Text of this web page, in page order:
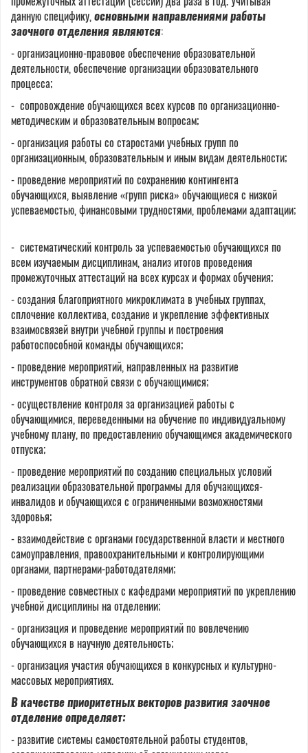
данную специфику,основными направлениями работы
заочного отделения являются:
- организационно-правовое обеспечение образовательной
деятельности, обеспечение организации образовательного
процесса;
- сопровождение обучающихся всех курсов по организационно-
методическим и образовательным вопросам;
- организация работы со старостами учебных групп по
организационным, образовательным и иным видам деятельности;
-проведение мероприятий по сохранению контингента
обучающихся, выявление «групп риска» обучающиеся с низкой
успеваемостью, финансовыми трудностями, проблемами адаптации;
- систематический контроль за успеваемостью обучающихся по
всем изучаемым дисциплинам, анализ итогов проведения
промежуточных аттестаций на всех курсах и формах обучения;
- создания благоприятного микроклимата в учебных группах,
сплочение коллектива, создание и укрепление эффективных
взаимосвязей внутри учебной группы и построения
работоспособной команды обучающихся;
- проведение мероприятий, направленных на развитие
инструментов обратной связи с обучающимися;
-осуществление контроля за организацией работы с
обучающимися, переведенными на обучение по индивидуальному
учебному плану, по предоставлению обучающимся академического
отпуска;
- проведение мероприятий по созданию специальных условий
реализации образовательной программы для обучающихся-
инвалидов и обучающихся с ограниченными возможностями
здоровья;
- взаимодействие с органами государственной власти и местного
самоуправления, правоохранительными и контролирующими
органами, партнерами-работодателями;
- проведение совместных с кафедрами мероприятий по укреплению
учебной дисциплины на отделении;
- организация и проведение мероприятий по вовлечению
обучающихся в научную деятельность;
- организация участия обучающихся в конкурсных и культурно-
массовых мероприятиях.
В качестве приоритетных векторов развития заочное
отделение определяет:
- развитие системы самостоятельной работы студентов,